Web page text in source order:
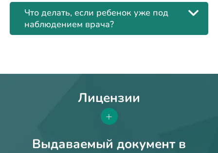
Что делать, если ребенок уже под
наблюдением врача?
Лицензии
+
Выдаваемый документ в